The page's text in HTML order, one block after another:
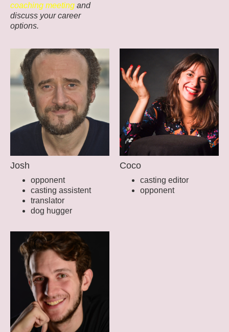
coaching meeting and
discuss your career
options.
Josh
opponent
casting assistent
translator
dog hugger
Coco
casting editor
opponent